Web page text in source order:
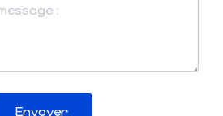
Envoyer